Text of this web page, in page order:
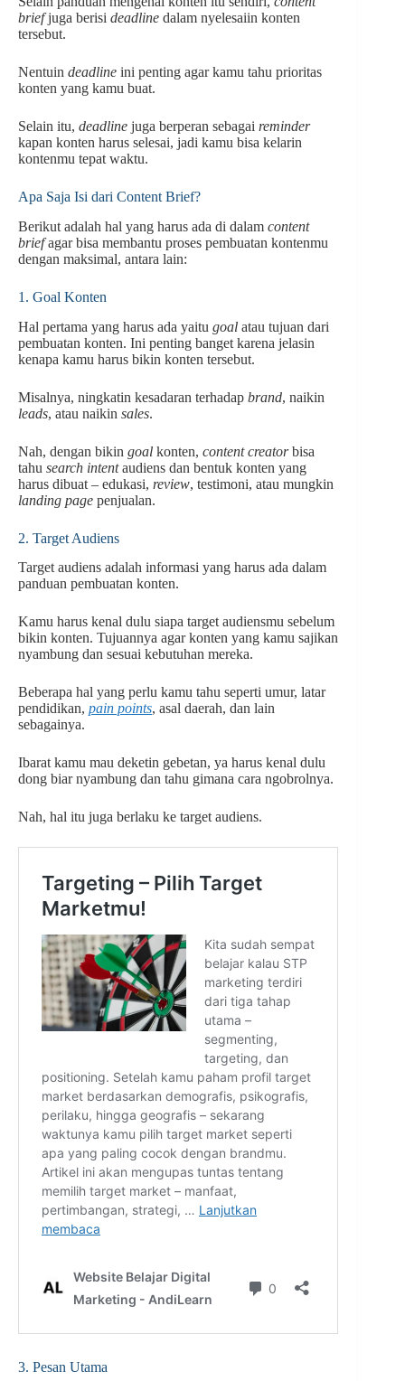
briefjuga berisi deadline dalam nyelesaiin konten
tersebut.
Nentuin deadline ini penting agar kamu tahu prioritas
konten yang kamu buat.
Selain itu, deadline juga berperan sebagai reminder
kapan konten harus selesai, jadi kamu bisa kelarin
kontenmu tepat waktu.
Apa Saja Isi dari Content Brief?
Berikut adalah hal yang harus ada di dalam content
briefagar bisa membantu proses pembuatan kontenmu
dengan maksimal, antara lain:
1. Goal Konten
Hal pertama yang harus ada yaitu goal atau tujuan dari
pembuatan konten. Ini penting banget karena jelasin
kenapa kamu harus bikin konten tersebut.
Misalnya, ningkatin kesadaran terhadap brand, naikin
leads, atau naikin sales.
Nah, dengan bikin goal konten, content creatorbisa
tahu search intentaudiens dan bentuk konten yang
harus dibuat – edukasi, review, testimoni, atau mungkin
landing page penjualan.
2. Target Audiens
Target audiens adalah informasi yang harus ada dalam
panduan pembuatan konten.
Kamu harus kenal dulu siapa target audiensmu sebelum
bikin konten. Tujuannya agar konten yang kamu sajikan
nyambung dan sesuai kebutuhan mereka.
Beberapa hal yang perlu kamu tahu seperti umur, latar
pendidikan, pain points, asal daerah, dan lain
sebagainya.
Ibarat kamu mau deketin gebetan, ya harus kenal dulu
dong biar nyambung dan tahu gimana cara ngobrolnya.
Nah, hal itu juga berlaku ke target audiens.
3. Pesan Utama